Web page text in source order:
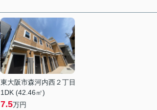
東大阪市森河内西２丁目
1DK (42.46㎡)
7.5万円